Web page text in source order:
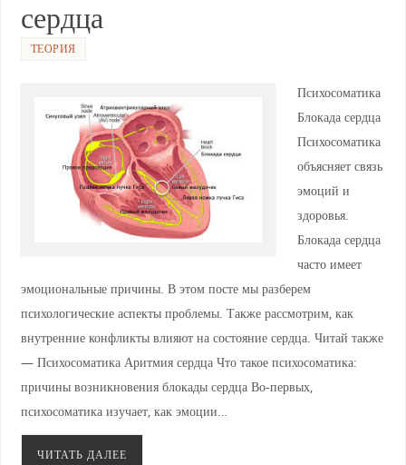
сердца
ТЕОРИЯ
Психосоматика
Блокада сердца
Психосоматика
объясняет связь
эмоций и
здоровья.
Блокада сердца
часто имеет
эмоциональные причины. В этом посте мы разберем
психологические аспекты проблемы. Также рассмотрим, как
внутренние конфликты влияют на состояние сердца. Читай также
— Психосоматика Аритмия сердца Что такое психосоматика:
причины возникновения блокады сердца Во-первых,
психосоматика изучает, как эмоции…
ЧИТАТЬ ДАЛЕЕ